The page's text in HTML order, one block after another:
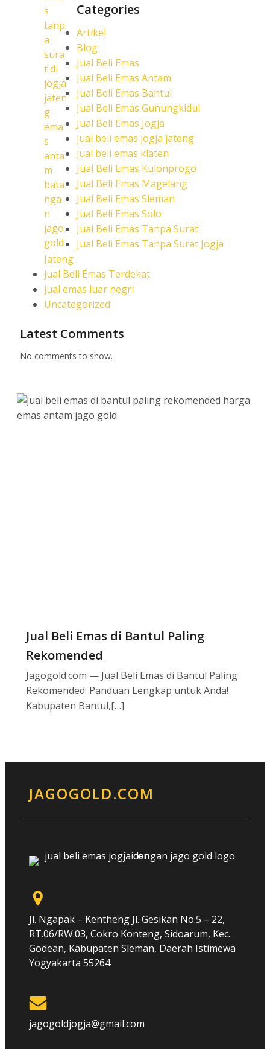
Categories
Artikel
Blog
Jual Beli Emas
Jual Beli Emas Antam
Jual Beli Emas Bantul
Jual Beli Emas Gunungkidul
Jual Beli Emas Jogja
jual beli emas jogja jateng
jual beli emas klaten
Jual Beli Emas Kulonprogo
Jual Beli Emas Magelang
Jual Beli Emas Sleman
Jual Beli Emas Solo
Jual Beli Emas Tanpa Surat
Jual Beli Emas Tanpa Surat Jogja
Jateng
jual Beli Emas Terdekat
jual emas luar negri
Uncategorized
Latest Comments
No comments to show.
Jual Beli Emas di Bantul Paling
Rekomended
Jagogold.com — Jual Beli Emas di Bantul Paling
Rekomended: Panduan Lengkap untuk Anda!
Kabupaten Bantul,[…]
JAGOGOLD.COM
Jl. Ngapak – Kentheng Jl. Gesikan No.5 – 22,
RT.06/RW.03, Cokro Konteng, Sidoarum, Kec.
Godean, Kabupaten Sleman, Daerah Istimewa
Yogyakarta 55264
jagogoldjogja@gmail.com